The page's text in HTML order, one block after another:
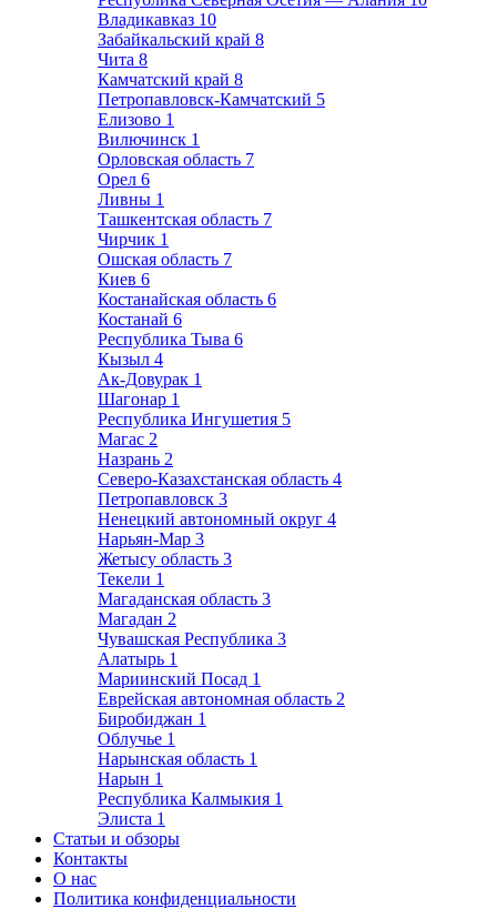
Владикавказ 10
Забайкальский край 8
Чита 8
Камчатский край 8
Петропавловск-Камчатский 5
Елизово 1
Вилючинск 1
Орловская область 7
Орел 6
Ливны 1
Ташкентская область 7
Чирчик 1
Ошская область 7
Киев 6
Костанайская область 6
Костанай 6
Республика Тыва 6
Кызыл 4
Ак-Довурак 1
Шагонар 1
Республика Ингушетия 5
Магас 2
Назрань 2
Северо-Казахстанская область 4
Петропавловск 3
Ненецкий автономный округ 4
Нарьян-Мар 3
Жетысу область 3
Текели 1
Магаданская область 3
Магадан 2
Чувашская Республика 3
Алатырь 1
Мариинский Посад 1
Еврейская автономная область 2
Биробиджан 1
Облучье 1
Нарынская область 1
Нарын 1
Республика Калмыкия 1
Элиста 1
Статьи и обзоры
Контакты
О нас
Политика конфиденциальности